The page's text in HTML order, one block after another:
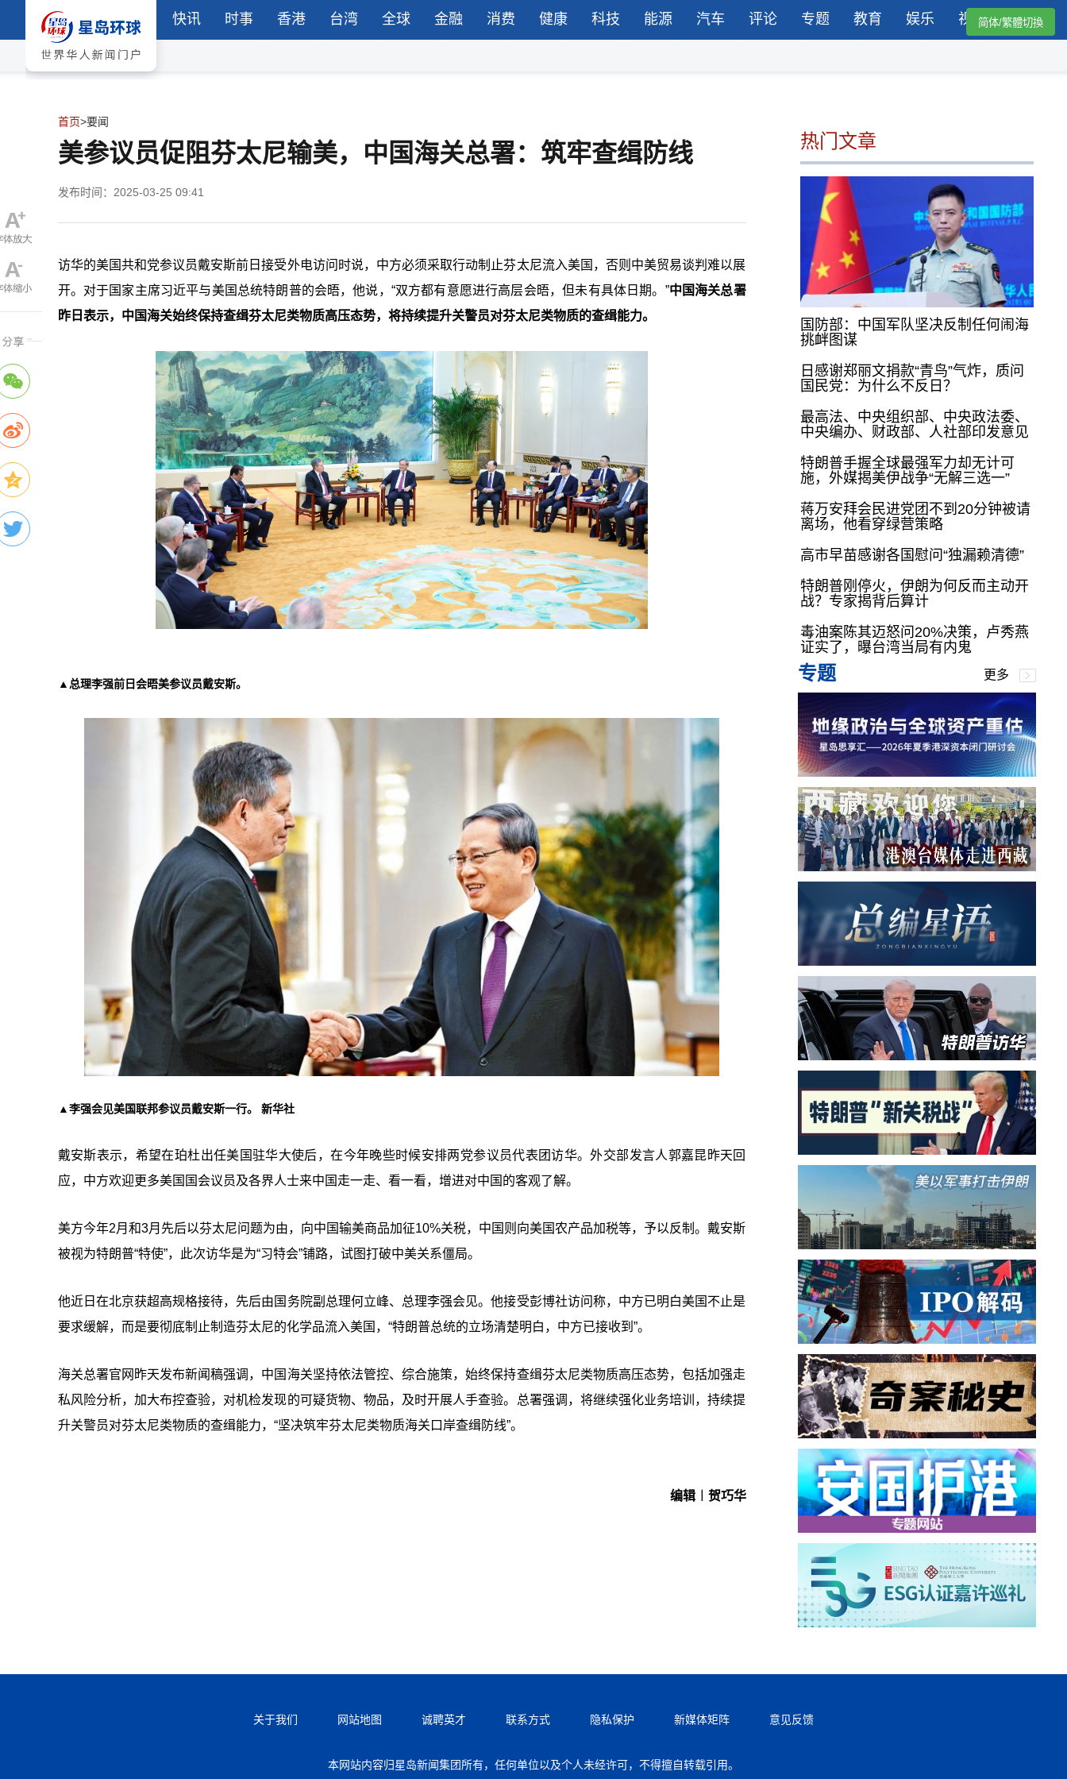
快讯 时事 香港 台湾 全球 金融 消费 健康 科技 能源 汽车 评论 专题 教育 娱乐 视频简体/繁體切換
首页>要闻
美参议员促阻芬太尼输美，中国海关总署：筑牢查缉防线
发布时间：2025-03-25 09:41
访华的美国共和党参议员戴安斯前日接受外电访问时说，中方必须采取行动制止芬太尼流入美国，否则中美贸易谈判难以展
开。对于国家主席习近平与美国总统特朗普的会晤，他说，“双方都有意愿进行高层会晤，但未有具体日期。”中国海关总署
昨日表示，中国海关始终保持查缉芬太尼类物质高压态势，将持续提升关警员对芬太尼类物质的查缉能力。
▲总理李强前日会晤美参议员戴安斯。
▲李强会见美国联邦参议员戴安斯一行。 新华社
戴安斯表示，希望在珀杜出任美国驻华大使后，在今年晚些时候安排两党参议员代表团访华。外交部发言人郭嘉昆昨天回
应，中方欢迎更多美国国会议员及各界人士来中国走一走、看一看，增进对中国的客观了解。
美方今年2月和3月先后以芬太尼问题为由，向中国输美商品加征10%关税，中国则向美国农产品加税等，予以反制。戴安斯
被视为特朗普“特使”，此次访华是为“习特会”铺路，试图打破中美关系僵局。
他近日在北京获超高规格接待，先后由国务院副总理何立峰、总理李强会见。他接受彭博社访问称，中方已明白美国不止是
要求缓解，而是要彻底制止制造芬太尼的化学品流入美国，“特朗普总统的立场清楚明白，中方已接收到”。
海关总署官网昨天发布新闻稿强调，中国海关坚持依法管控、综合施策，始终保持查缉芬太尼类物质高压态势，包括加强走
私风险分析，加大布控查验，对机检发现的可疑货物、物品，及时开展人手查验。总署强调，将继续强化业务培训，持续提
升关警员对芬太尼类物质的查缉能力，“坚决筑牢芬太尼类物质海关口岸查缉防线”。
编辑︱贺巧华
热门文章
国防部：中国军队坚决反制任何闹海
挑衅图谋
日感谢郑丽文捐款“青鸟”气炸，质问
国民党：为什么不反日？
最高法、中央组织部、中央政法委、
中央编办、财政部、人社部印发意见
特朗普手握全球最强军力却无计可
施，外媒揭美伊战争“无解三选一”
蒋万安拜会民进党团不到20分钟被请
离场，他看穿绿营策略
高市早苗感谢各国慰问“独漏赖清德”
特朗普刚停火，伊朗为何反而主动开
战？专家揭背后算计
毒油案陈其迈怒问20%决策，卢秀燕
证实了，曝台湾当局有内鬼
专题 更多
关于我们 网站地图 诚聘英才 联系方式 隐私保护 新媒体矩阵 意见反馈
本网站内容归星岛新闻集团所有，任何单位以及个人未经许可，不得擅自转载引用。